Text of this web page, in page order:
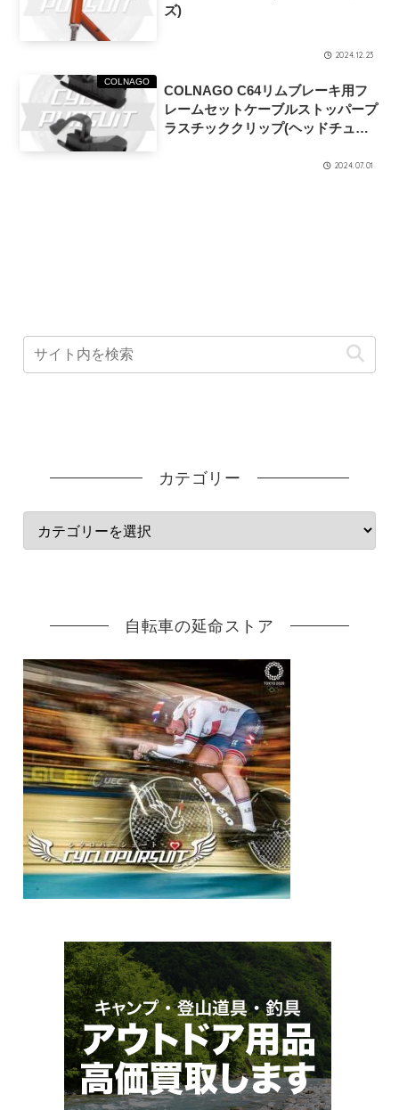
ズ)
2024.12.23
COLNAGO
COLNAGO C64リムブレーキ用フ
レームセットケーブルストッパープ
ラスチッククリップ(ヘッドチュー
2024.07.01
カテゴリー
自転車の延命ストア